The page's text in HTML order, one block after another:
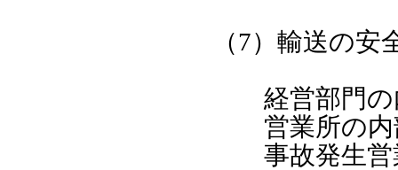
（7）輸送の安全
経営部門の内部
営業所の内部
事故発生営業所